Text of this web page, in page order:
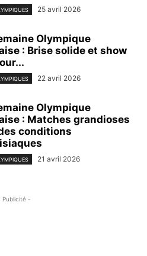
25 avril 2026
Olympique
: Brise solide et show
22 avril 2026
Olympique
: Matches grandioses
conditions
21 avril 2026
Publicité -